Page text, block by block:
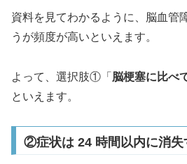
資料を見てわかるように、脳血管
うが頻度が高いといえます。
よって、選択肢①「 脳梗塞に比べ
といえます。
②症状は 24 時間以内に消失